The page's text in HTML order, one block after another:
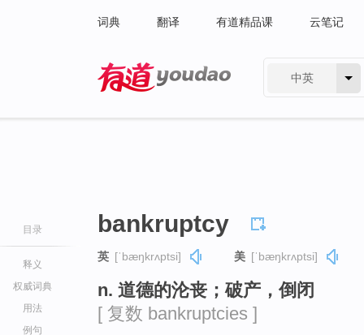
词典 翻译 有道精品课 云笔记
中英
目录
释义
权威词典
用法
例句
bankruptcy
英 [ˈbæŋkrʌptsi] 美 [ˈbæŋkrʌptsi]
n. 道德的沦丧；破产，倒闭
[ 复数 bankruptcies ]